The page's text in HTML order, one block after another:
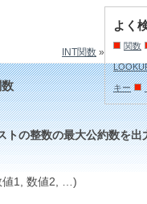
よく
関数
キー
INT関数 »
トの整数の最大公約数を出
値1, 数値2, …)